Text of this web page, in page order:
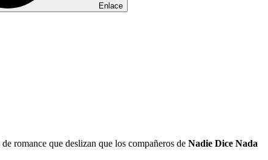
Enlace
romance que deslizan que los compañeros de Nadie Dice Nada